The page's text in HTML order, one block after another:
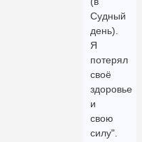
Судный
день).
Я
потерял
своё
здоровье
и
свою
силу".